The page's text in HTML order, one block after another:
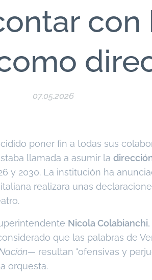
con
07.05.2026
poner fin a todas sus
llamada a asumir la
y 2030. La institución ha
realizara unas
Nicola Colabianchi
que las palabras de
— resultan "ofensivas y
orquesta.